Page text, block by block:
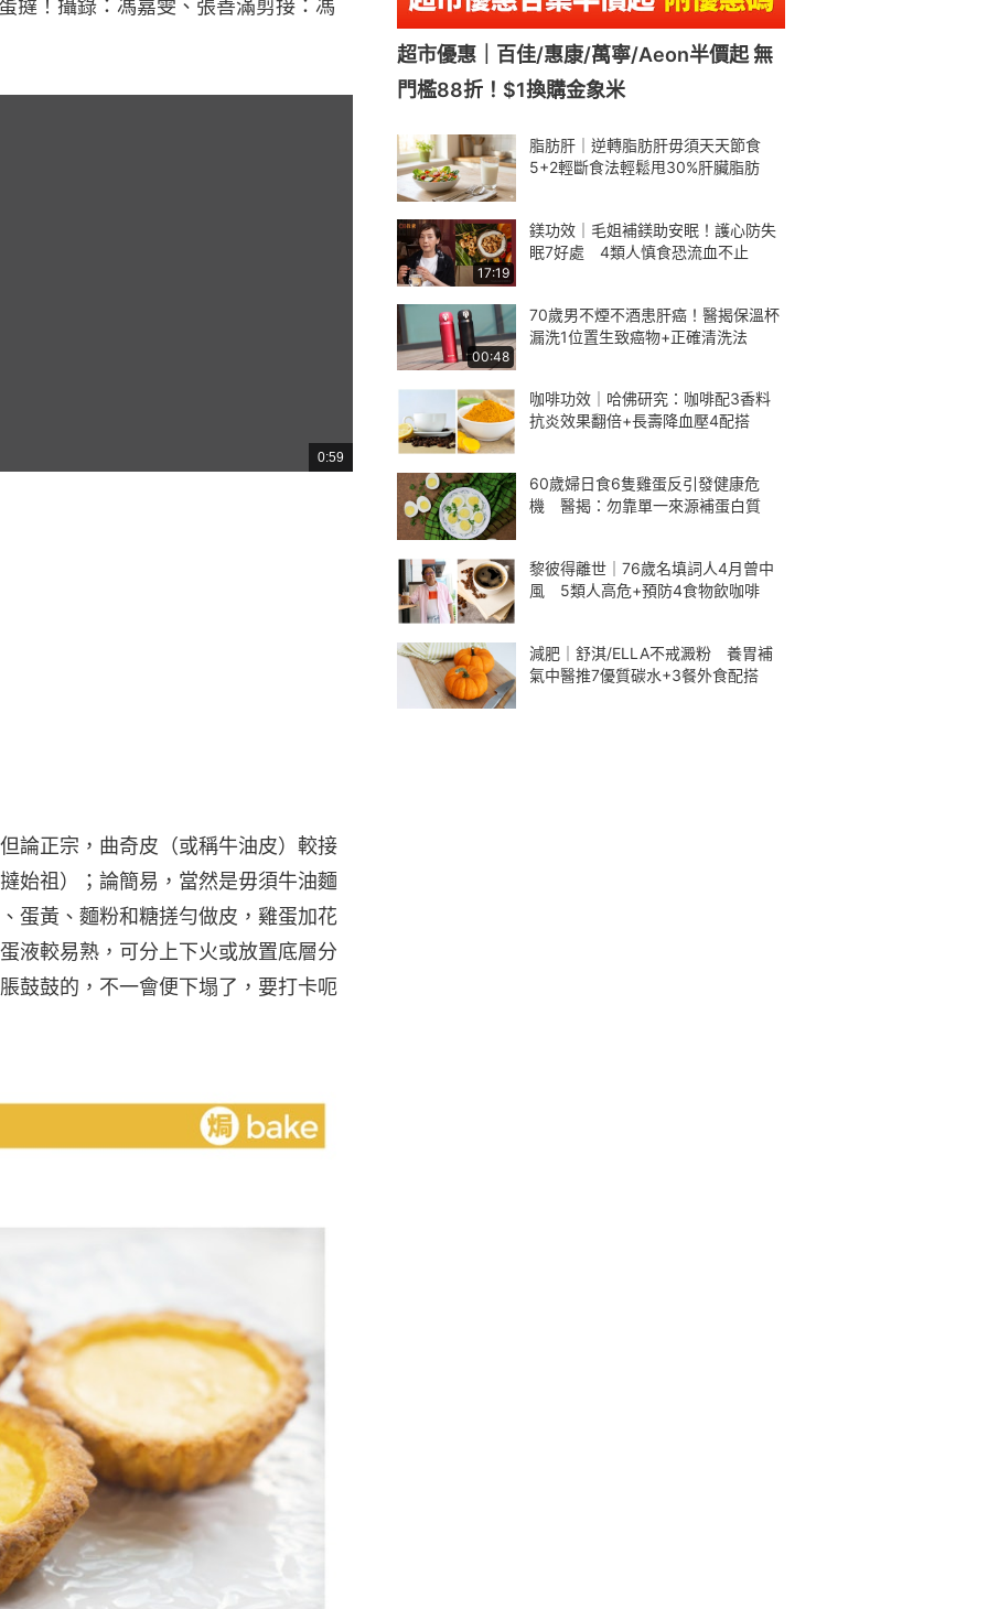
撻！攝錄：馮嘉雯、張善滿剪接：馮
總
共
0:59
論正宗，曲奇皮（或稱牛油皮）較接
始祖）；論簡易，當然是毋須牛油麵
蛋黃、麵粉和糖搓勻做皮，雞蛋加花
液較易熟，可分上下火或放置底層分
鼓鼓的，不一會便下塌了，要打卡呃
超市優惠｜百佳/惠康/萬寧/Aeon半價起 無
門檻88折！$1換購金象米
脂肪肝｜逆轉脂肪肝毋須天天節食
5+2輕斷食法輕鬆甩30%肝臟脂肪
17:19
鎂功效｜毛姐補鎂助安眠！護心防失
眠7好處 4類人慎食恐流血不止
00:48
70歲男不煙不酒患肝癌！醫揭保溫杯
漏洗1位置生致癌物+正確清洗法
咖啡功效｜哈佛研究：咖啡配3香料
抗炎效果翻倍+長壽降血壓4配搭
60歲婦日食6隻雞蛋反引發健康危
機 醫揭：勿靠單一來源補蛋白質
黎彼得離世｜76歲名填詞人4月曾中
風 5類人高危+預防4食物飲咖啡
減肥｜舒淇/ELLA不戒澱粉 養胃補
氣中醫推7優質碳水+3餐外食配搭